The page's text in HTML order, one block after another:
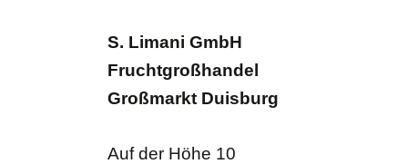
S. Limani GmbH
Fruchtgroßhandel
Großmarkt Duisburg
Auf der Höhe 10